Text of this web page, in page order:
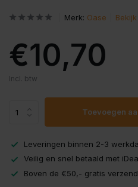
Merk: Oase
€10,70
Incl. btw
Toevoegen
Leveringen binnen 2-3
Veilig en snel betaald met
Boven de €50,- gratis